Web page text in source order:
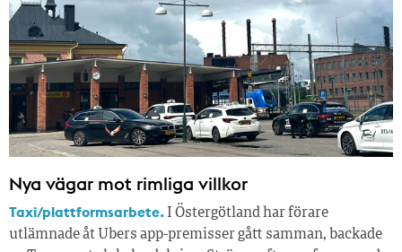
Nya vägar mot rimliga villkor
Taxi/plattformsarbete. I Östergötland har förare
utlämnade åt Ubers app-premisser gått samman, backade